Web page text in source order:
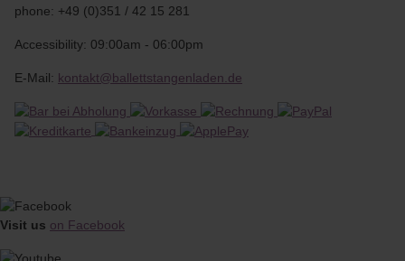
phone: +49 (0)351 / 42 15 281
Accessibility: 09:00am - 06:00pm
E-Mail: kontakt@ballettstangenladen.de
Visit us on Facebook